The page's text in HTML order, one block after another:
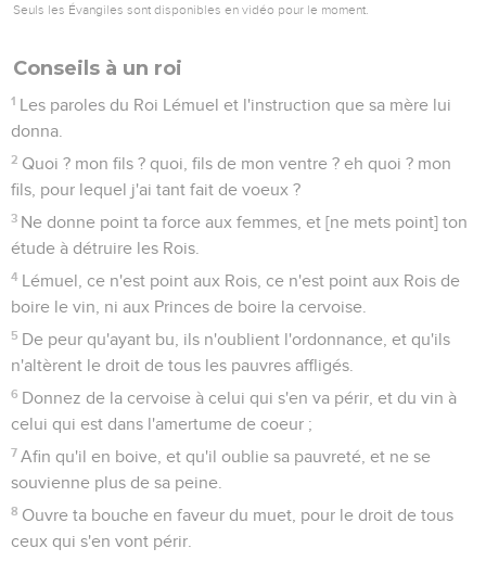
Seuls les Évangiles sont disponibles en vidéo pour le moment.
Conseils à un roi
1 Les paroles du Roi Lémuel et l'instruction que sa mère lui
donna.
2 Quoi ? mon fils ? quoi, fils de mon ventre ? eh quoi ? mon
fils, pour lequel j'ai tant fait de voeux ?
3 Ne donne point ta force aux femmes, et [ne mets point] ton
étude à détruire les Rois.
4 Lémuel, ce n'est point aux Rois, ce n'est point aux Rois de
boire le vin, ni aux Princes de boire la cervoise.
5 De peur qu'ayant bu, ils n'oublient l'ordonnance, et qu'ils
n'altèrent le droit de tous les pauvres affligés.
6 Donnez de la cervoise à celui qui s'en va périr, et du vin à
celui qui est dans l'amertume de coeur ;
7 Afin qu'il en boive, et qu'il oublie sa pauvreté, et ne se
souvienne plus de sa peine.
8 Ouvre ta bouche en faveur du muet, pour le droit de tous
ceux qui s'en vont périr.